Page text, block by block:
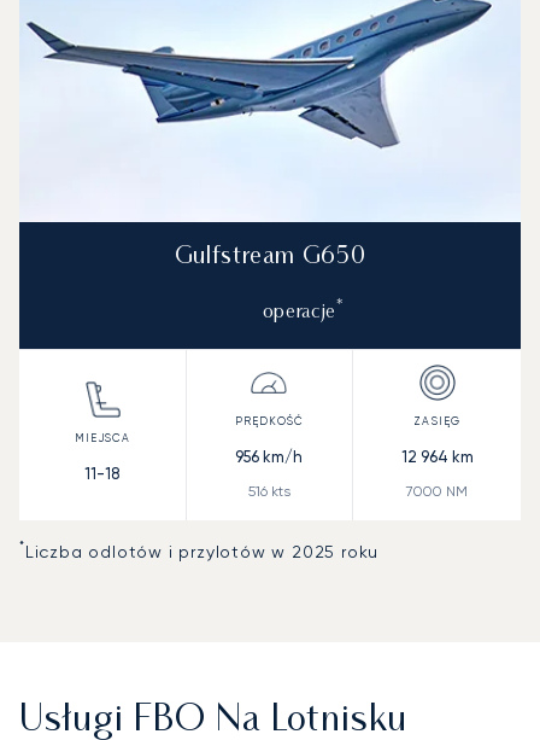
Gulfstream G650
operacje*
11-18
956 km/h
516kts
12 964 km
7000 NM
*Liczba odlotów i przylotów w 2025 roku
Usługi FBO Na Lotnisku